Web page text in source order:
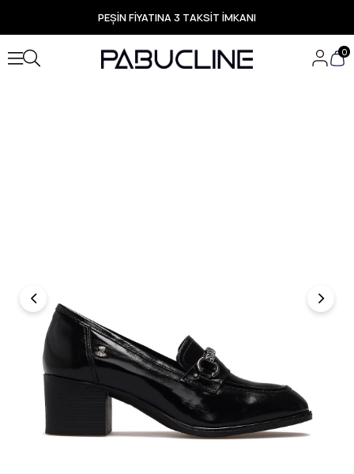
PEŞİN FİYATINA 3 TAKSİT İMKANI
TÜM ÜRÜNLERDE ÜCRETSİZ KARGO
Yeni Sezon Ürünlerde Özel Fırsatlar
Seçili Ürünlerde Hızlı Teslimat
0